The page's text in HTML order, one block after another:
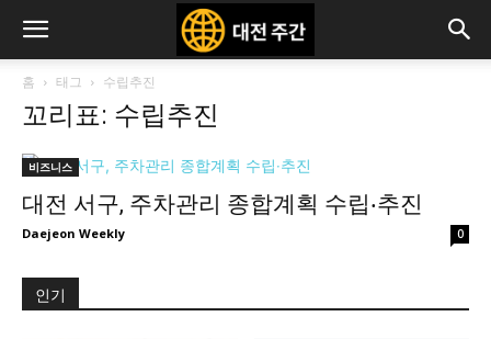
홈 태그 수립추진
꼬리표: 수립추진
비즈니스
대전 서구, 주차관리 종합계획 수립‧추진
Daejeon Weekly 0
인기